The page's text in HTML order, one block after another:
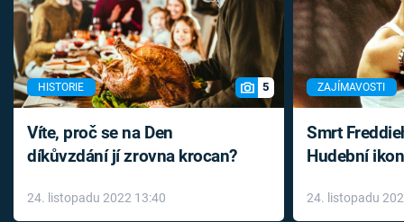
HISTORIE 5
Víte, proč se na Den
díkůvzdání jí zrovna krocan?
24. listopadu 2022 13:40
ZAJÍMAVOSTI
Smrt
Hudební
léky
24. listopadu